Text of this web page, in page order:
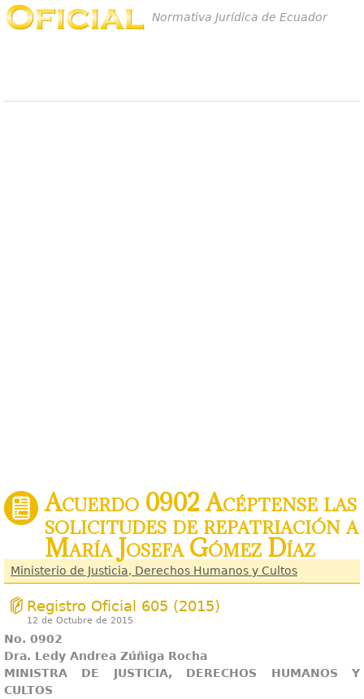
Normativa Jurídica de Ecuador
Acuerdo 0902 Acéptense las
solicitudes de repatriación a
María Josefa Gómez Díaz
Ministerio de Justicia, Derechos Humanos y Cultos
Registro Oficial 605 (2015)
12 de Octubre de 2015
No. 0902
Dra. Ledy Andrea Zúñiga Rocha
MINISTRA DE JUSTICIA, DERECHOS HUMANOS Y
CULTOS